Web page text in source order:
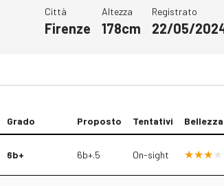
Città
Firenze
Altezza
178cm
Registrato
22/05/
Grado Proposto Tentativi Bellezza
6b+ 6b+.5 On-sight